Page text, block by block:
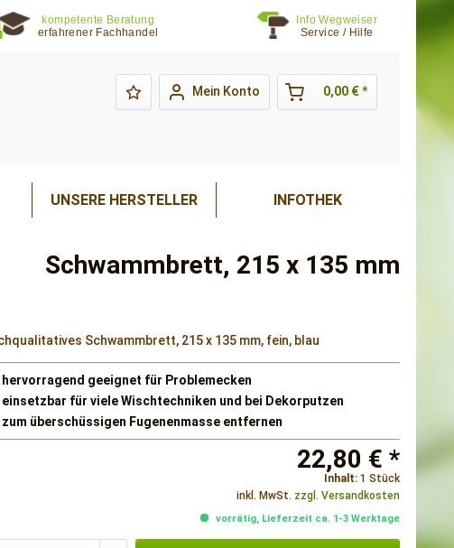
kompetente Beratung
erfahrener Fachhandel
Info Wegweiser
Service / Hilfe
Mein Konto 0,00 € *
UNSERE HERSTELLER INFOTHEK
Schwammbrett, 215 x 135 mm
Schwammbrett, 215 x 135 mm, fein, blau
hervorragend geeignet für Problemecken
einsetzbar für viele Wischtechniken und bei Dekorputzen
zum überschüssigen Fugenenmasse entfernen
22,80 € *
Inhalt: 1 Stück
inkl. MwSt. zzgl. Versandkosten
vorrätig, Lieferzeit ca. 1-3 Werktage